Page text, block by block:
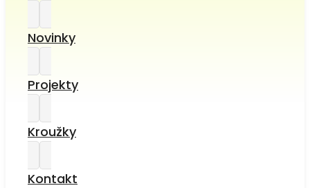
Novinky
Projekty
Kroužky
Kontakt